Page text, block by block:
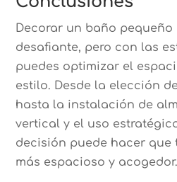
Decorar un baño pequeño
desafiante, pero con las
puedes optimizar el
estilo. Desde la elección
hasta la instalación de
vertical y el uso
decisión puede hacer que
más espacioso y acogedor.